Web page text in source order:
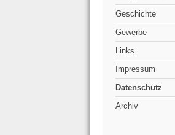
Geschichte
Gewerbe
Links
Impressum
Datenschutz
Archiv